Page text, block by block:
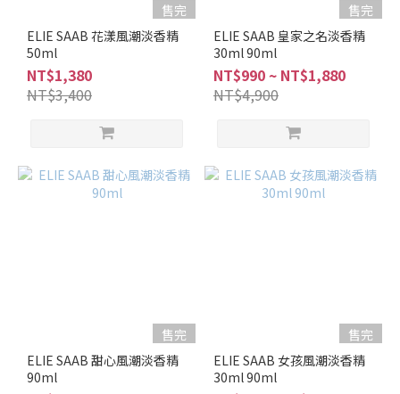
珀
調
(1)
木
品
售完
ELIE SAAB 花漾風潮淡香精
50ml
NT$1,380
NT$3,400
售完
ELIE SAAB 皇家之名淡香精
30ml 90ml
NT$990 ~ NT$1,880
NT$4,900
售完
ELIE SAAB 甜心風潮淡香精
90ml
售完
ELIE SAAB 女孩風潮淡香精
30ml 90ml